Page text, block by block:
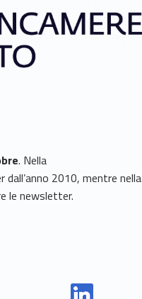
. Nella
2010, mentre nella
le newsletter.